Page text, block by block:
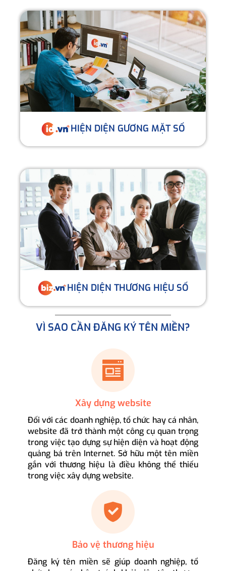
HIỆN DIỆN GƯƠNG MẶT SỐ
HIỆN DIỆN THƯƠNG HIỆU SỐ
VÌ SAO CẦN ĐĂNG KÝ TÊN MIỀN?
Xây dựng website
Đối với các doanh nghiệp, tổ chức hay cá nhân,
website đã trở thành một công cụ quan trọng
trong việc tạo dựng sự hiện diện và hoạt động
quảng bá trên Internet. Sở hữu một tên miền
gắn với thương hiệu là điều không thể thiếu
trong việc xây dựng website.
Bảo vệ thương hiệu
Đăng ký tên miền sẽ giúp doanh nghiệp, tổ